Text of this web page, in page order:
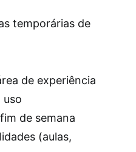
temporárias de
de experiência
uso
de semana
(aulas,